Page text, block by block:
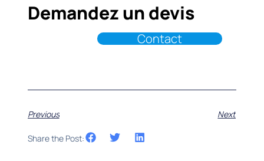
Demandez un devis
Contact
Previous Next
Share the Post: